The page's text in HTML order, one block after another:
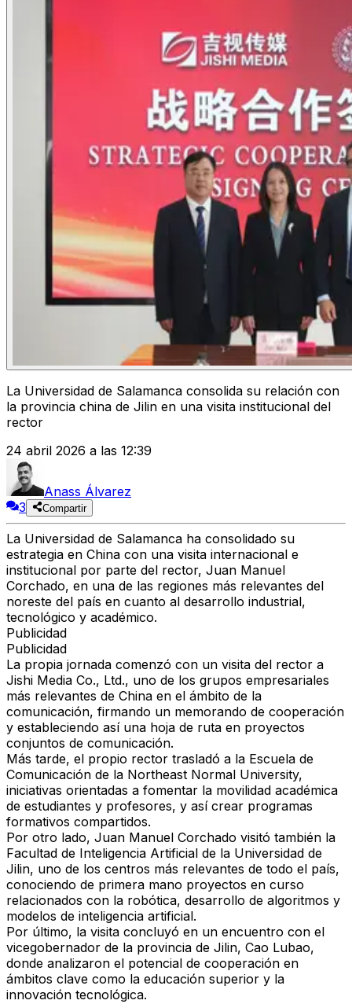
La Universidad de Salamanca consolida su relación con
la provincia china de Jilin en una visita institucional del
rector
24 abril 2026 a las 12:39
Anass Álvarez
3
Compartir
La Universidad de Salamanca ha consolidado su
estrategia en China con una visita internacional e
institucional por parte del rector, Juan Manuel
Corchado, en una de las regiones más relevantes del
noreste del país en cuanto al desarrollo industrial,
tecnológico y académico.
Publicidad
Publicidad
La propia jornada comenzó con un visita del rector a
Jishi Media Co., Ltd., uno de los grupos empresariales
más relevantes de China en el ámbito de la
comunicación, firmando un memorando de cooperación
y estableciendo así una hoja de ruta en proyectos
conjuntos de comunicación.
Más tarde, el propio rector trasladó a la Escuela de
Comunicación de la Northeast Normal University,
iniciativas orientadas a fomentar la movilidad académica
de estudiantes y profesores, y así crear programas
formativos compartidos.
Por otro lado, Juan Manuel Corchado visitó también la
Facultad de Inteligencia Artificial de la Universidad de
Jilin, uno de los centros más relevantes de todo el país,
conociendo de primera mano proyectos en curso
relacionados con la robótica, desarrollo de algoritmos y
modelos de inteligencia artificial.
Por último, la visita concluyó en un encuentro con el
vicegobernador de la provincia de Jilin, Cao Lubao,
donde analizaron el potencial de cooperación en
ámbitos clave como la educación superior y la
innovación tecnológica.